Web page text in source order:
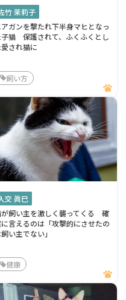
竹 茉莉子
ガンを撃たれ下半身マヒとなっ
子猫 保護されて、ふくふくとし
され猫に
飼い方
交 眞巳
飼い主を激しく襲ってくる 確
に言えるのは「攻撃的にさせたの
い主でない」
健康